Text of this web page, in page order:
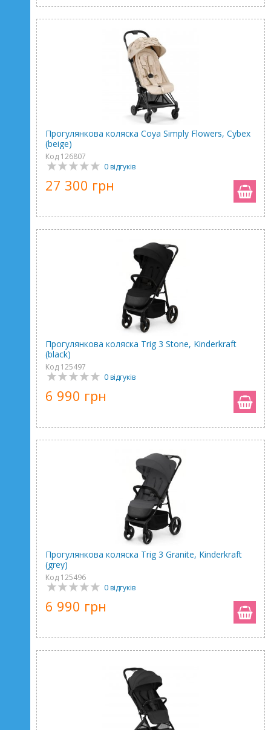
Прогулянкова коляска Coya Simply Flowers, Cybex
(beige)
Код 126807
0 відгуків
27 300 грн
Прогулянкова коляска Trig 3 Stone, Kinderkraft
(black)
Код 125497
0 відгуків
6 990 грн
Прогулянкова коляска Trig 3 Granite, Kinderkraft
(grey)
Код 125496
0 відгуків
6 990 грн